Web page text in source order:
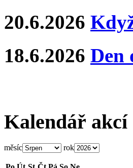
20.6.2026
18.6.2026 Den
Kalendář akcí
měsíc rok